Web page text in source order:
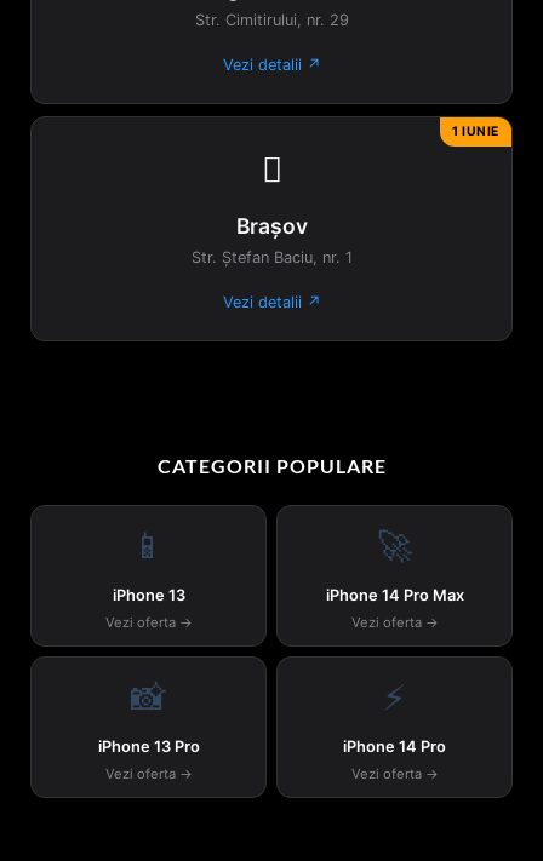
Str. Cimitirului, nr. 29
Vezi detalii ↗
1 IUNIE

Brașov
Str. Ștefan Baciu, nr. 1
Vezi detalii ↗
CATEGORII POPULARE
📱
iPhone 13
Vezi oferta →
🚀
iPhone 14 Pro Max
Vezi oferta →
📸
iPhone 13 Pro
Vezi oferta →
⚡
iPhone 14 Pro
Vezi oferta →